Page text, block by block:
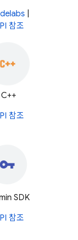
참조
C++
참조
SDK
참조